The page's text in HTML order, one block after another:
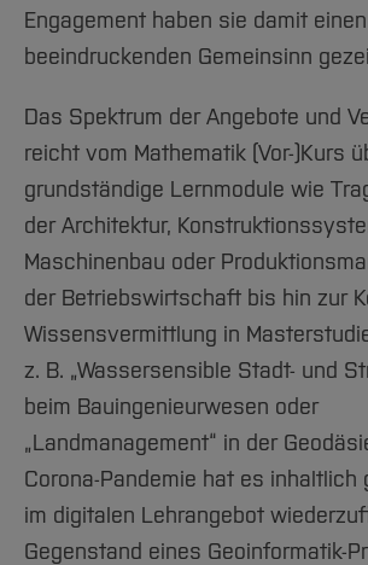
Engagement haben sie damit einen
beeindruckenden Gemeinsinn
Das Spektrum der Angebote und
reicht vom Mathematik (Vor-)Kurs
grundständige Lernmodule wie
der Architektur,
Maschinenbau oder
der Betriebswirtschaft bis hin zur
Wissensvermittlung in
z. B. „Wassersensible Stadt- und
beim Bauingenieurwesen oder
„Landmanagement“ in der
Corona-Pandemie hat es
im digitalen Lehrangebot
Gegenstand eines Geoinformatik-